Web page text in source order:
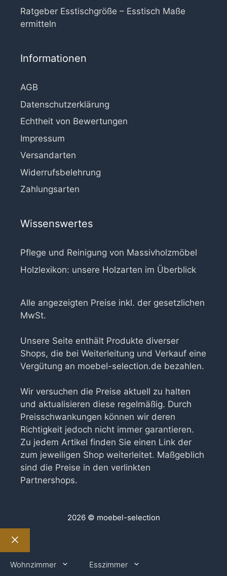
Ratgeber Esstischgröße – Esstisch Maße
ermitteln
Informationen
AGB
Datenschutzerklärung
Echtheit von Bewertungen
Impressum
Versandarten
Widerrufsbelehrung
Zahlungsarten
Wissenswertes
Pflege und Reinigung von Massivholzmöbel
Holzlexikon: unsere Holzarten im Überblick
Alle angezeigten Preise inkl. der gesetzlichen
MwSt.
Unsere Seite enthält Produkte diverser
Shops, die bei Weiterleitung und Verkauf eine
Vergütung an moebel-selection.de bezahlen.
Wir versuchen die Preise aktuell zu halten
und aktualisieren diese regelmäßig. Durch
Preisschwankungen können wir deren
Richtigkeit jedoch nicht immer garantieren.
Zu jedem Artikel finden Sie einen Link der
zum jeweiligen Shop weiterleitet. Maßgeblich
sind die Preise in den verlinkten
Partnershops.
2026 © moebel-selection
Schließen
Wohnzimmer Esszimmer